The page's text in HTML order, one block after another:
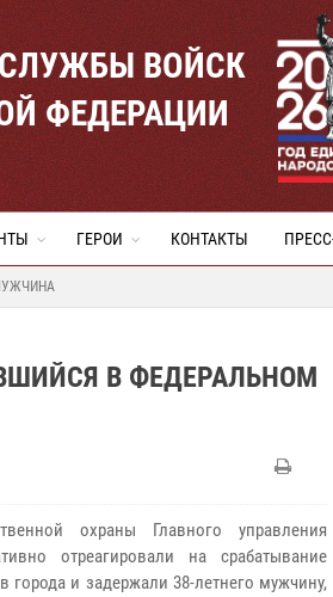
СЛУЖБЫ ВОЙСК
ФЕДЕРАЦИИ
ГЕРОИ КОНТАКТЫ
В ФЕДЕРАЛЬНОМ
охраны Главного управления
отреагировали на срабатывание
и задержали 38-летнего мужчину,